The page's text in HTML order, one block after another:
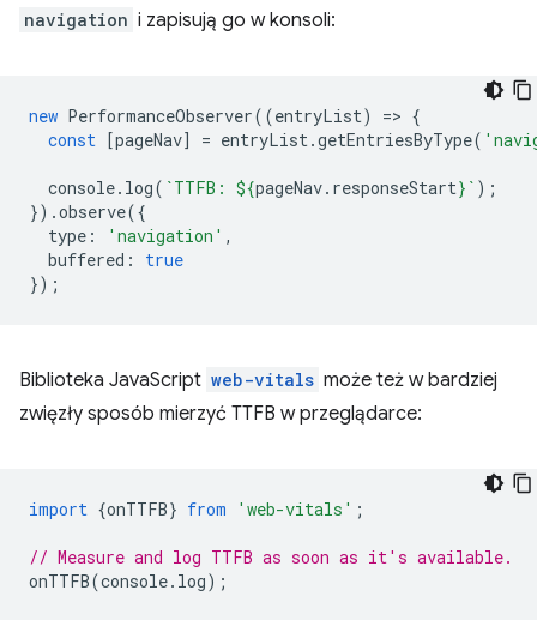
navigation i zapisują go w konsoli:
new PerformanceObserver((entryList) => {
const [pageNav] = entryList.getEntriesByType(
console. log( `TTFB: ${pageNav. responseStart} ` );
}).observe({
type : 'navigation' ,
buffered :
true
});
Biblioteka JavaScript web-vitals może też w bardziej
zwięzły sposób mierzyć TTFB w przeglądarce:
import {onTTFB} from 'web-vitals' ;
// Measure and log TTFB as soon as it's available.
onTTFB(console. log);